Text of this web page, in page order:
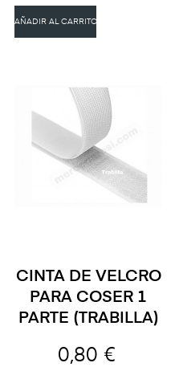
AÑADIR AL CARRITO
CINTA DE VELCRO
PARA COSER 1
PARTE (TRABILLA)
0,80 €